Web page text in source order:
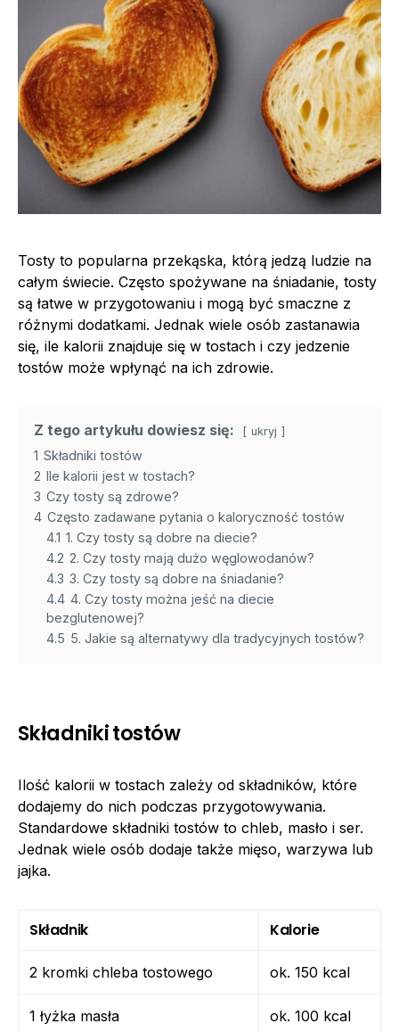
Tosty to popularna przekąska, którą jedzą ludzie na
całym świecie. Często spożywane na śniadanie, tosty
są łatwe w przygotowaniu i mogą być smaczne z
różnymi dodatkami. Jednak wiele osób zastanawia
się, ile kalorii znajduje się w tostach i czy jedzenie
tostów może wpłynąć na ich zdrowie.
Z tego artykułu dowiesz się: ukryj
1 Składniki tostów
2 Ile kalorii jest w tostach?
3 Czy tosty są zdrowe?
4 Często zadawane pytania o kaloryczność tostów
4.1 1. Czy tosty są dobre na diecie?
4.2 2. Czy tosty mają dużo węglowodanów?
4.3 3. Czy tosty są dobre na śniadanie?
4.4 4. Czy tosty można jeść na diecie
bezglutenowej?
4.5 5. Jakie są alternatywy dla tradycyjnych tostów?
Składniki tostów
Ilość kalorii w tostach zależy od składników, które
dodajemy do nich podczas przygotowywania.
Standardowe składniki tostów to chleb, masło i ser.
Jednak wiele osób dodaje także mięso, warzywa lub
jajka.
Składnik Kalorie
2 kromki chleba tostowego ok. 150 kcal
1 łyżka masła ok. 100 kcal